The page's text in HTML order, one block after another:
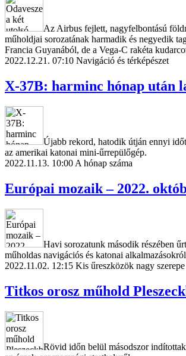
Az Airbus fejlett, nagyfelbontású
műholdjai sorozatának harmadik és negyedik
Francia Guyanából, de a Vega-C rakéta
2022.12.21. 07:10 Navigáció és térképészet
X-37B: harminc hónap után
Újabb rekord, hatodik útján ennyi
az amerikai katonai mini-űrrepülőgép.
2022.11.13. 10:00 A hónap száma
Európai mozaik – 2022.
Havi sorozatunk második részében
műholdas navigációs és katonai
2022.11.02. 12:15 Kis űreszközök nagy szerepe
Titkos orosz műhold
Rövid időn belül másodszor